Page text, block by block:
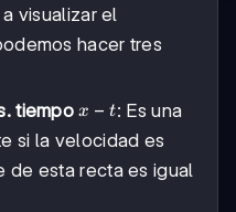
visualizar el
hacer tres
tiempox-
t
x − t: Es una
si la velocidad es
de esta recta es igual